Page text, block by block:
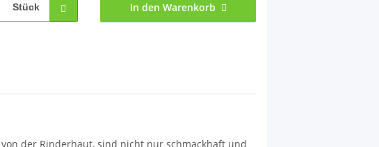
Stück In den Warenkorb
der Rinderhaut, sind nicht nur schmackhaft und